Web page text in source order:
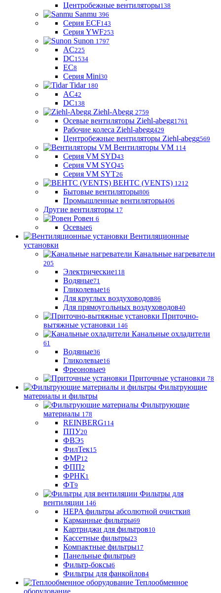
Центробежные вентиляторы138
Sanmu 396
Серия ECF143
Серия YWF253
Sunon 1797
AC225
DC1534
EC8
Серия Mini30
Tidar 180
AC42
DC138
Ziehl-Abegg 2759
Осевые вентиляторы Ziehl-abegg1761
Рабочие колеса Ziehl-abegg429
Центробежные вентиляторы Ziehl-abegg569
Вентиляторы VM 114
Серия VM SYD43
Серия VM SYQ45
Серия VM SYT26
ВЕНТС (VENTS) 1212
Бытовые вентиляторы806
Промышленные вентиляторы406
Другие вентиляторы 17
Ровен 6
Осевые6
Вентиляционные
установки
Канальные нагреватели
205
Электрические118
Водяные71
Гликолевые16
Для круглых воздуховодов86
Для прямоугольных воздуховодов40
Приточно-
вытяжные установки 146
Канальные охладители
61
Водяные36
Гликолевые16
Фреоновые9
Приточные установки 78
Фильтрующие
материалы и фильтры
Фильтрующие
материaлы 178
REINBERG114
ППУ20
ФВЭ5
ФилТек15
ФМР12
ФПП2
ФРНК1
ФТ9
Фильтры для
вентиляции 146
HEPA фильтры абсолютной очистки8
Карманные фильтры69
Картриджи для фильтров10
Кассетные фильтры23
Компактные фильтры17
Панельные фильтры9
Фильтр-боксы6
Фильтры для фанкойлов4
Теплообменное
оборудование